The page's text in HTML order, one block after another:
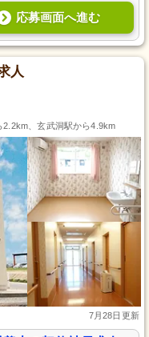
応募画面へ進む
人
2.2km、玄武洞駅から4.9km
7月28日更新